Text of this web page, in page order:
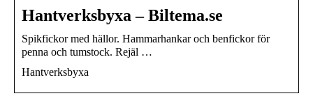
Hantverksbyxa – Biltema.se
Spikfickor med hällor. Hammarhankar och benfickor för
penna och tumstock. Rejäl …
Hantverksbyxa